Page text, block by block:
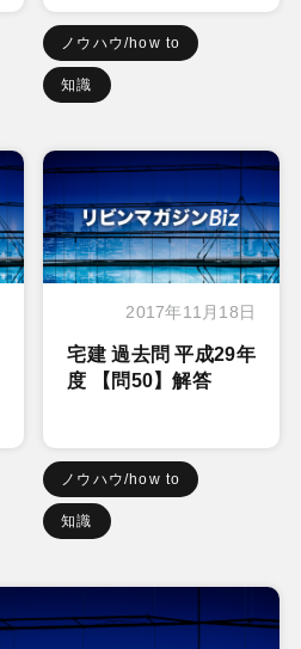
ノウハウ/how to
知識
2017年11月18日
宅建 過去問 平成29年
度 【問50】解答
ノウハウ/how to
知識